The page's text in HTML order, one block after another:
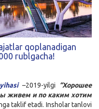
qoplanadigan
rublgacha!
–2019-yilgi
“Хорошее
живем и по каким хотим
taklif etadi. Insholar tanlovi